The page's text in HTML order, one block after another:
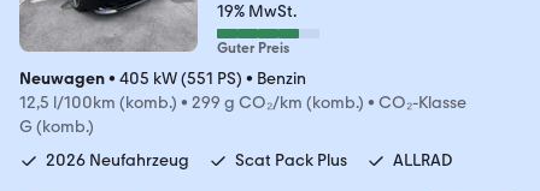
19% MwSt.
Guter Preis
Neuwagen• 405 kW (551 PS) • Benzin
12,5 l/100km (komb.) • 299 g CO₂/km (komb.) • CO₂-Klasse
G (komb.)
2026 Neufahrzeug
Scat Pack Plus ALLRAD